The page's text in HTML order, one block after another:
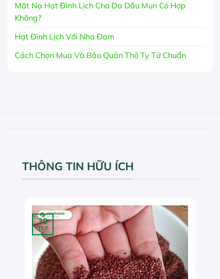
Mặt Nạ Hạt Đình Lịch Cho Da Dầu Mụn Có Hợp
Không?
Hạt Đình Lịch Với Nha Đam
Cách Chọn Mua Và Bảo Quản Thỏ Ty Tử Chuẩn
THÔNG TIN HỮU ÍCH
30
Th7